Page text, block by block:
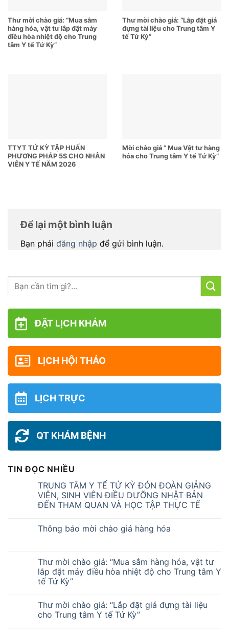
Thư mời chào giá: “Mua sắm
hàng hóa, vật tư lắp đặt máy
điều hòa nhiệt độ cho Trung
tâm Y tế Tứ Kỳ”
Thư mời chào giá: “Lắp đặt giá
đựng tài liệu cho Trung tâm Y
tế Tứ Kỳ”
TTYT TỨ KỲ TẬP HUẤN
PHƯƠNG PHÁP 5S CHO NHÂN
VIÊN Y TẾ NĂM 2026
Mời chào giá ” Mua Vật tư hàng
hóa cho Trung tâm Y tế Tứ Kỳ”
Để lại một bình luận
Bạn phải đăng nhập để gửi bình luận.
ĐẶT LỊCH KHÁM
LỊCH HỘI THẢO
LỊCH TRỰC
QT KHÁM BỆNH
TIN ĐỌC NHIỀU
TRUNG TÂM Y TẾ TỨ KỲ ĐÓN ĐOÀN GIẢNG
VIÊN, SINH VIÊN ĐIỀU DƯỠNG NHẬT BẢN
ĐẾN THAM QUAN VÀ HỌC TẬP THỰC TẾ
Thông báo mời chào giá hàng hóa
Thư mời chào giá: “Mua sắm hàng hóa, vật tư
lắp đặt máy điều hòa nhiệt độ cho Trung tâm Y
tế Tứ Kỳ”
Thư mời chào giá: “Lắp đặt giá đựng tài liệu
cho Trung tâm Y tế Tứ Kỳ”